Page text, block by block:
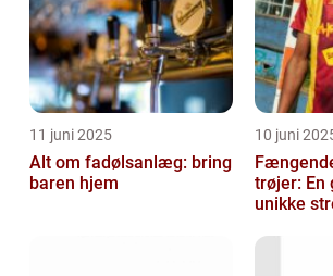
11 juni 2025
Alt om fadølsanlæg: bring
baren hjem
10 juni
trøjer: En
unikke